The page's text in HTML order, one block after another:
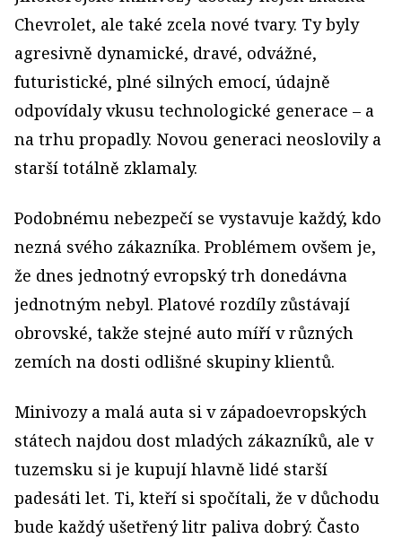
Chevrolet, ale také zcela nové tvary. Ty byly
agresivně dynamické, dravé, odvážné,
futuristické, plné silných emocí, údajně
odpovídaly vkusu technologické generace – a
na trhu propadly. Novou generaci neoslovily a
starší totálně zklamaly.
Podobnému nebezpečí se vystavuje každý, kdo
nezná svého zákazníka. Problémem ovšem je,
že dnes jednotný evropský trh donedávna
jednotným nebyl. Platové rozdíly zůstávají
obrovské, takže stejné auto míří v různých
zemích na dosti odlišné skupiny klientů.
Minivozy a malá auta si v západoevropských
státech najdou dost mladých zákazníků, ale v
tuzemsku si je kupují hlavně lidé starší
padesáti let. Ti, kteří si spočítali, že v důchodu
bude každý ušetřený litr paliva dobrý. Často